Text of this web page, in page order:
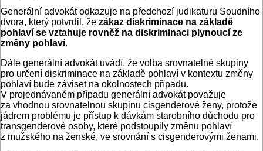
Generální advokát odkazuje na předchozí judikaturu Soudního
dvora, který potvrdil, že zákaz diskriminace na základě
pohlaví se vztahuje rovněž na diskriminaci plynoucí ze
změny pohlaví.
Dále generální advokát uvádí, že volba srovnatelné skupiny
pro určení diskriminace na základě pohlaví v kontextu změny
pohlaví bude záviset na okolnostech případu.
V projednávaném případu generální advokát považuje
za vhodnou srovnatelnou skupinu cisgenderové ženy, protože
jádrem problému je přístup k dávkám starobního důchodu pro
transgenderové osoby, které podstoupily změnu pohlaví
z mužského na ženské, ve srovnání s cisgenderovými ženami.